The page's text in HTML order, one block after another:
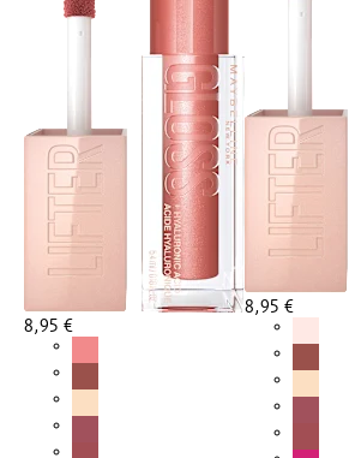
8,95 €
8,95 €